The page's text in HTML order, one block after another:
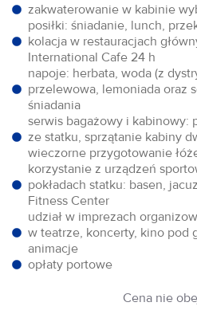
zakwaterowanie w kabinie
posiłki: śniadanie, lunch,
kolacja w restauracjach
International Cafe 24 h
napoje: herbata, woda (z
przelewowa, lemoniada oraz
śniadania
serwis bagażowy i kabinowy:
ze statku, sprzątanie kabiny
wieczorne przygotowanie
korzystanie z urządzeń
pokładach statku: basen,
Fitness Center
udział w imprezach
w teatrze, koncerty, kino pod
animacje
opłaty portowe
Cena nie